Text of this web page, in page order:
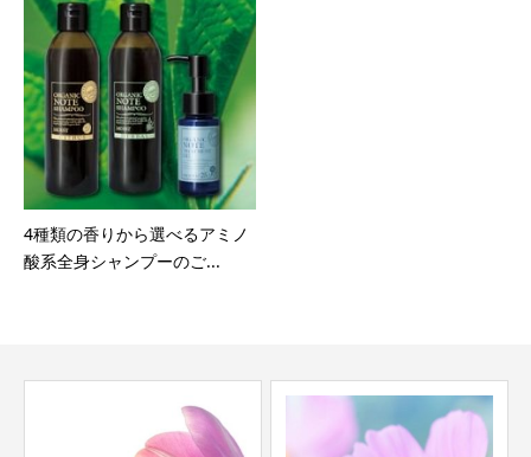
4種類の香りから選べるアミノ
酸系全身シャンプーのご...